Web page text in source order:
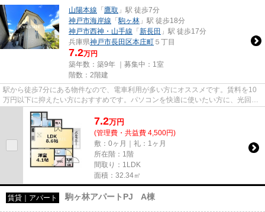
山陽本線 「 鷹取 」駅 徒歩7分
神戸市海岸線 「駒ヶ林 」駅 徒歩18分
神戸市西神・山手線 「 新長田 」駅 徒歩17分
兵庫県神戸市長田区本庄町 ５丁目
7.2万円
築年数：築9年 ｜募集中： 1室
階数：2階建
駅から徒歩7分にある物件なので、電車利用が多い方にオススメです。賃料を10
万円以下に抑えたい方におすすめです。パソコンを快適に使いたい方に、光回線
を繋いでいる物件です。気にな...
7.2万円
(管理費・共益費 4,500円)
敷：0ヶ月｜礼：1ヶ月
所在階：1階
間取り：1LDK
面積：32.34㎡
賃貸｜アパート 駒ヶ林アパートPJ A棟